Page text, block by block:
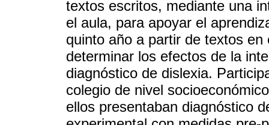
textos escritos, mediante una
el aula, para apoyar el
quinto año a partir de textos
determinar los efectos de la
diagnóstico de dislexia.
colegio de nivel
ellos presentaban diagnóstico